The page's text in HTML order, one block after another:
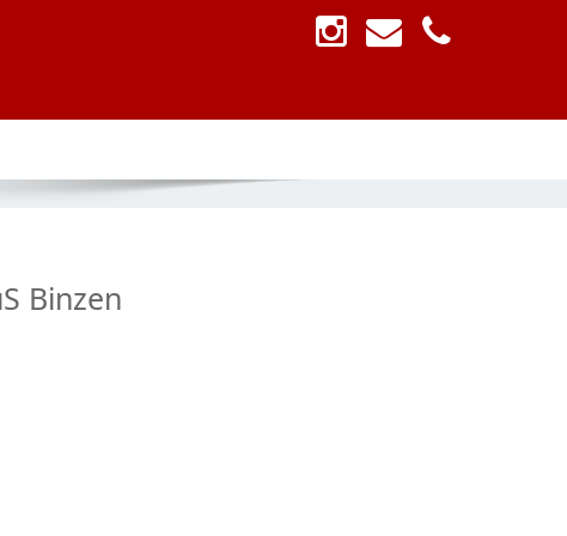
Binzen